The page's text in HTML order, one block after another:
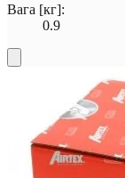
Вага [кг]:
0.9